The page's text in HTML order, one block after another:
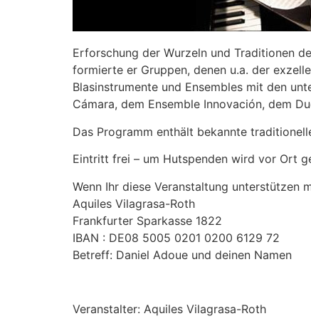
Erforschung der Wurzeln und Traditionen
formierte er Gruppen, denen u.a. der
Blasinstrumente und Ensembles mit den
Cámara, dem Ensemble Innovación, dem
Das Programm enthält bekannte
Eintritt frei – um Hutspenden wird vor Ort
Wenn Ihr diese Veranstaltung unterstützen
Aquiles Vilagrasa-Roth
Frankfurter Sparkasse 1822
IBAN : DE08 5005 0201 0200 6129 72
Betreff: Daniel Adoue und deinen Namen
Veranstalter: Aquiles Vilagrasa-Roth